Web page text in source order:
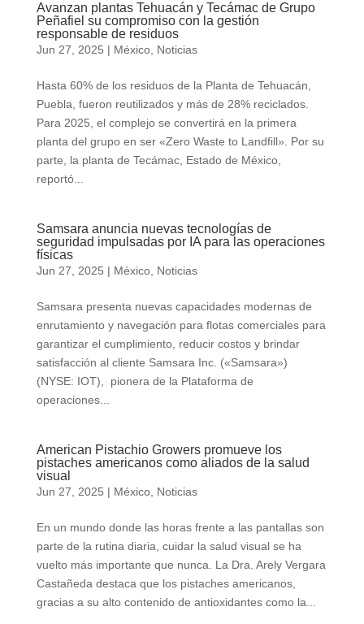
Avanzan plantas Tehuacán y Tecámac de Grupo
Peñafiel su compromiso con la gestión
responsable de residuos
Jun 27, 2025 | México, Noticias
Hasta 60% de los residuos de la Planta de Tehuacán,
Puebla, fueron reutilizados y más de 28% reciclados.
Para 2025, el complejo se convertirá en la primera
planta del grupo en ser «Zero Waste to Landfill». Por su
parte, la planta de Tecámac, Estado de México,
reportó...
Samsara anuncia nuevas tecnologías de
seguridad impulsadas por IA para las operaciones
físicas
Jun 27, 2025 | México, Noticias
Samsara presenta nuevas capacidades modernas de
enrutamiento y navegación para flotas comerciales para
garantizar el cumplimiento, reducir costos y brindar
satisfacción al cliente Samsara Inc. («Samsara»)
(NYSE: IOT), pionera de la Plataforma de
operaciones...
American Pistachio Growers promueve los
pistaches americanos como aliados de la salud
visual
Jun 27, 2025 | México, Noticias
En un mundo donde las horas frente a las pantallas son
parte de la rutina diaria, cuidar la salud visual se ha
vuelto más importante que nunca. La Dra. Arely Vergara
Castañeda destaca que los pistaches americanos,
gracias a su alto contenido de antioxidantes como la...